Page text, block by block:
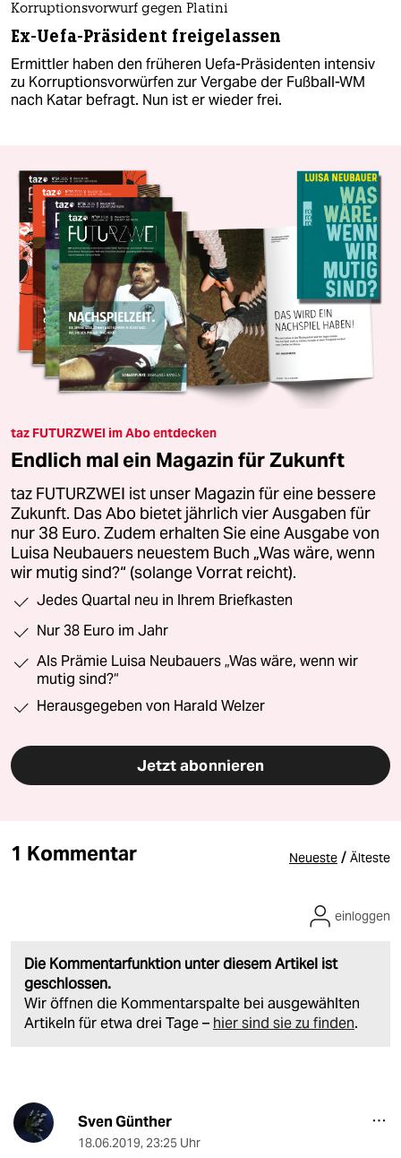
Korruptionsvorwurf gegen Platini
Ex-Uefa-Präsident freigelassen
Ermittler haben den früheren Uefa-Präsidenten intensiv
zu Korruptionsvorwürfen zur Vergabe der Fußball-WM
nach Katar befragt. Nun ist er wieder frei.
taz FUTURZWEI im Abo entdecken
Endlich mal ein Magazin für Zukunft
taz FUTURZWEI ist unser Magazin für eine bessere
Zukunft. Das Abo bietet jährlich vier Ausgaben für
nur 38 Euro. Zudem erhalten Sie eine Ausgabe von
Luisa Neubauers neuestem Buch „Was wäre, wenn
wir mutig sind?“ (solange Vorrat reicht).
Jedes Quartal neu in Ihrem Briefkasten
Nur 38 Euro im Jahr
Als Prämie Luisa Neubauers „Was wäre, wenn wir
mutig sind?“
Herausgegeben von Harald Welzer
Jetzt abonnieren
1 Kommentar Neueste / Älteste
Die Kommentarfunktion unter diesem Artikel ist
geschlossen.
Wir öffnen die Kommentarspalte bei ausgewählten
Artikeln für etwa drei Tage – hier sind sie zu finden.
einloggen
Sven Günther
18.06.2019, 23:25 Uhr